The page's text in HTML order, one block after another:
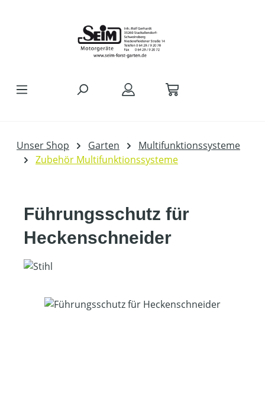
Unser Shop Garten
Multifunktionssysteme
Zubehör Multifunktionssysteme
Führungsschutz für
Heckenschneider
Bildergalerie überspringen